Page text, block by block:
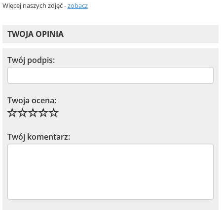
Więcej naszych zdjęć -zobacz
TWOJA OPINIA
Twój podpis:
Twoja ocena:
Twój komentarz: